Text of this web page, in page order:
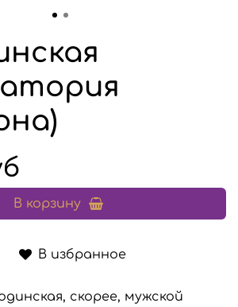
В избранное
В корзину
скорее, мужской